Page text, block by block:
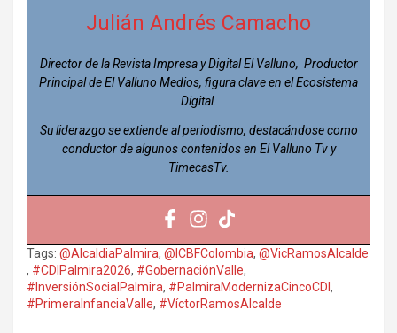
Julián Andrés Camacho
Director de la Revista Impresa y Digital El Valluno, Productor
Principal de El Valluno Medios, figura clave en el Ecosistema
Digital.
Su liderazgo se extiende al periodismo, destacándose como
conductor de algunos contenidos en El Valluno Tv y
TimecasTv.
Tags: @AlcaldiaPalmira, @ICBFColombia, @VicRamosAlcalde
, #CDIPalmira2026, #GobernaciónValle,
#InversiónSocialPalmira, #PalmiraModernizaCincoCDI ,
#PrimeraInfanciaValle, #VíctorRamosAlcalde